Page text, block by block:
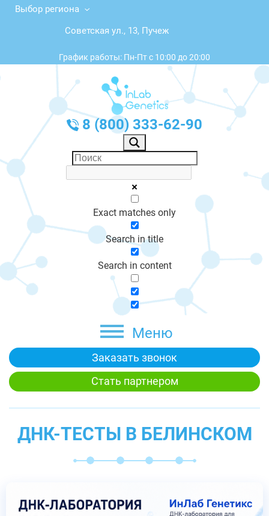
Выбор региона
Советская ул., 13, Пучеж
График работы: Пн-Пт с 10:00 до 20:00
8 (800) 333-62-90
Exact matches only
Search in title
Search in content
Меню
Заказать звонок
Стать партнером
ДНК-ТЕСТЫ В БЕЛИНСКОМ